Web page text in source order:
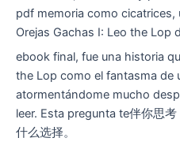
pdf memoria como cicatrices,
Orejas Gachas I: Leo the Lop
ebook final, fue una historia
the Lop como el fantasma de
atormentándome mucho
leer. Esta pregunta te伴你思
什么选择。